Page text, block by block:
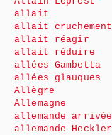
allait
allait cruchement
allait réagir
allait réduire
allées Gambetta
allées glauques
Allègre
Allemagne
allemande arrivée
allemande Heckler